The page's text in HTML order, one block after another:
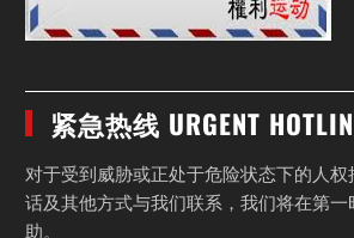
紧急热线 URGENT
对于受到威胁或正处于危险状态下的人
话及其他方式与我们联系，我们将在第
助。